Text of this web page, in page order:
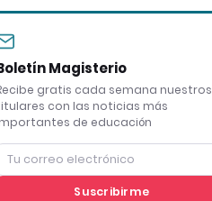
Magisterio
gratis cada semana nuestros
con las noticias más
de educación
Suscribirme